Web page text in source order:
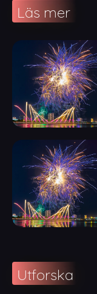
Läs mer
Utforska